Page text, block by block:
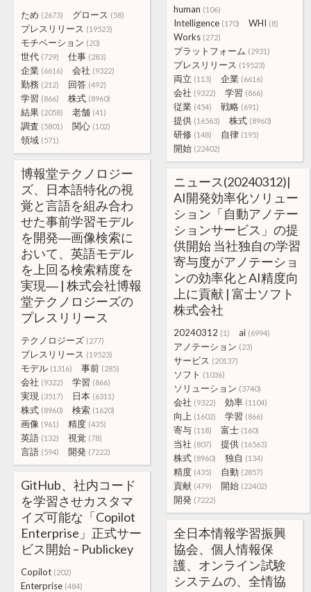
ため (2673) グロース (58)
プレスリリース (19523)
モチベーション (20)
世代 (729) 仕事 (283)
企業 (6616) 会社 (9322)
勤務 (212) 回答 (492)
学習 (866) 株式 (8960)
結果 (2058) 老舗 (41)
調査 (5801) 関心 (102)
領域 (571)
human (106)
Intelligence (170) WHI (8)
Works (272)
プラットフォーム (2931)
プレスリリース (19523)
両立 (113) 企業 (6616)
会社 (9322) 学習 (866)
従業 (454) 戦略 (691)
提供 (16563) 株式 (8960)
研修 (148) 自律 (195)
開始 (22402)
博報堂テクノロジー
ズ、日本語特化の視
覚と言語を組み合わ
せた事前学習モデル
を開発―画像検索に
おいて、英語モデル
を上回る検索精度を
実現― | 株式会社博報
堂テクノロジーズの
プレスリリース
テクノロジーズ (277)
プレスリリース (19523)
モデル (1316) 事前 (285)
会社 (9322) 学習 (866)
実現 (3517) 日本 (6311)
株式 (8960) 検索 (1620)
画像 (961) 精度 (435)
英語 (132) 視覚 (78)
言語 (594) 開発 (7222)
ニュース(20240312)|
AI開発効率化ソリュー
ション「自動アノテー
ションサービス」の提
供開始 当社独自の学習
寄与度がアノテーショ
ンの効率化とAI精度向
上に貢献 | 富士ソフト
株式会社
20240312 (1) ai (6994)
アノテーション (23)
サービス (20137)
ソフト (1036)
ソリューション (3740)
会社 (9322) 効率 (1104)
向上 (1602) 学習 (866)
寄与 (118) 富士 (160)
当社 (807) 提供 (16563)
株式 (8960) 独自 (134)
精度 (435) 自動 (2857)
貢献 (479) 開始 (22402)
開発 (7222)
GitHub、社内コード
を学習させカスタマ
イズ可能な「Copilot
Enterprise」正式サー
ビス開始 – Publickey
Copilot (202)
Enterprise (484)
全日本情報学習振興
協会、個人情報保
護、オンライン試験
システムの、全情協